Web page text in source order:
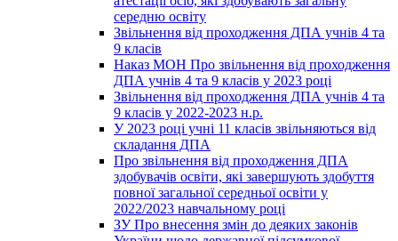
середню освіту
Звільнення від проходження ДПА учнів 4 та
9 класів
Наказ МОН Про звільнення від проходження
ДПА учнів 4 та 9 класів у 2023 році
Звільнення від проходження ДПА учнів 4 та
9 класів у 2022-2023 н.р.
У 2023 році учні 11 класів звільняються від
складання ДПА
Про звільнення від проходження ДПА
здобувачів освіти, які завершують здобуття
повної загальної середньої освіти у
2022/2023 навчальному році
ЗУ Про внесення змін до деяких законів